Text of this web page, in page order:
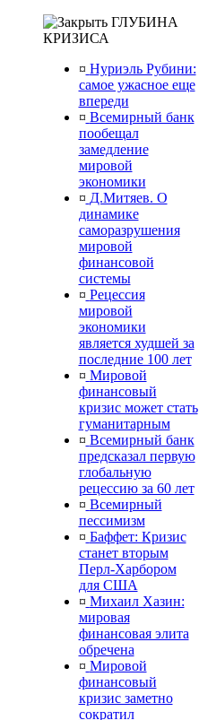
ГЛУБИНА
КРИЗИСА
¤ Нуриэль Рубини:
самое ужасное еще
впереди
¤ Всемирный банк
пообещал
замедление
мировой
экономики
¤ Д.Митяев. О
динамике
саморазрушения
мировой
финансовой
системы
¤ Рецессия
мировой
экономики
является худшей за
последние 100 лет
¤ Мировой
финансовый
кризис может стать
гуманитарным
¤ Всемирный банк
предсказал первую
глобальную
рецессию за 60 лет
¤ Всемирный
пессимизм
¤ Баффет: Кризис
станет вторым
Перл-Харбором
для США
¤ Михаил Хазин:
мировая
финансовая элита
обречена
¤ Мировой
финансовый
кризис заметно
сократил